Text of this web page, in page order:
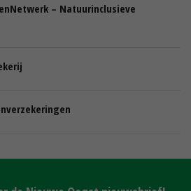
– Natuurinclusieve